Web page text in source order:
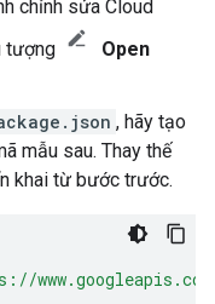
chỉnh sửa Cloud
tượng
Open
, hãy tạo
mẫu sau. Thay thế
khai từ bước trước.